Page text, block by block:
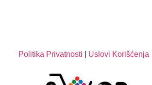
Politika Privatnosti Uslovi Korišćenja